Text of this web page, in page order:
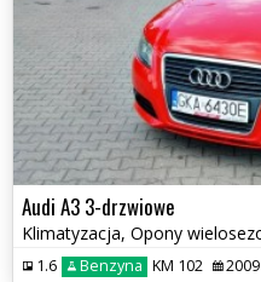
Audi A3 3-drzwiowe
1.6 Benzyna KM 102 2009